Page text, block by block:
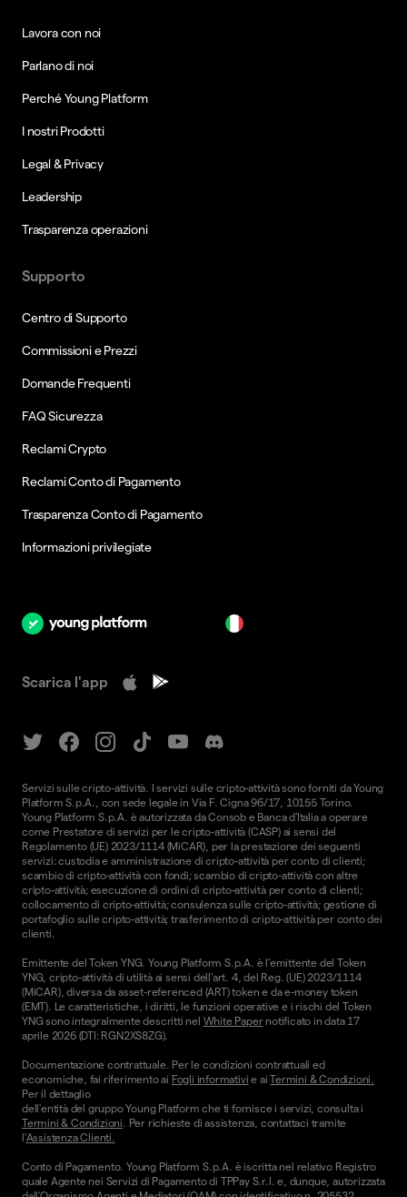
Lavora con noi
Parlano di noi
Perché Young Platform
I nostri Prodotti
Legal & Privacy
Leadership
Trasparenza operazioni
Supporto
Centro di Supporto
Commissioni e Prezzi
Domande Frequenti
FAQ Sicurezza
Reclami Crypto
Reclami Conto di Pagamento
Trasparenza Conto di Pagamento
Informazioni privilegiate
Scarica l'app
Servizi sulle cripto-attività. I servizi sulle cripto-attività sono forniti da Young
Platform S.p.A., con sede legale in Via F. Cigna 96/17, 10155 Torino.
Young Platform S.p.A. è autorizzata da Consob e Banca d'Italia a operare
come Prestatore di servizi per le cripto-attività (CASP) ai sensi del
Regolamento (UE) 2023/1114 (MiCAR), per la prestazione dei seguenti
servizi: custodia e amministrazione di cripto-attività per conto di clienti;
scambio di cripto-attività con fondi; scambio di cripto-attività con altre
cripto-attività; esecuzione di ordini di cripto-attività per conto di clienti;
collocamento di cripto-attività; consulenza sulle cripto-attività; gestione di
portafoglio sulle cripto-attività; trasferimento di cripto-attività per conto dei
clienti.
Emittente del Token YNG. Young Platform S.p.A. è l'emittente del Token
YNG, cripto-attività di utilità ai sensi dell'art. 4, del Reg. (UE) 2023/1114
(MiCAR), diversa da asset-referenced (ART) token e da e-money token
(EMT). Le caratteristiche, i diritti, le funzioni operative e i rischi del Token
YNG sono integralmente descritti nel White Papernotificato in data 17
aprile 2026 (DTI: RGN2XS8ZG).
Documentazione contrattuale. Per le condizioni contrattuali ed
economiche, fai riferimento ai Fogli informativi e aiTermini & Condizioni.
Per il dettaglio
dell'entità del gruppo Young Platform che ti fornisce i servizi, consulta i
Termini & Condizioni . Per richieste di assistenza, contattaci tramite
l'Assistenza Clienti.
Conto di Pagamento. Young Platform S.p.A. è iscritta nel relativo Registro
quale Agente nei Servizi di Pagamento di TPPay S.r.l. e, dunque, autorizzata